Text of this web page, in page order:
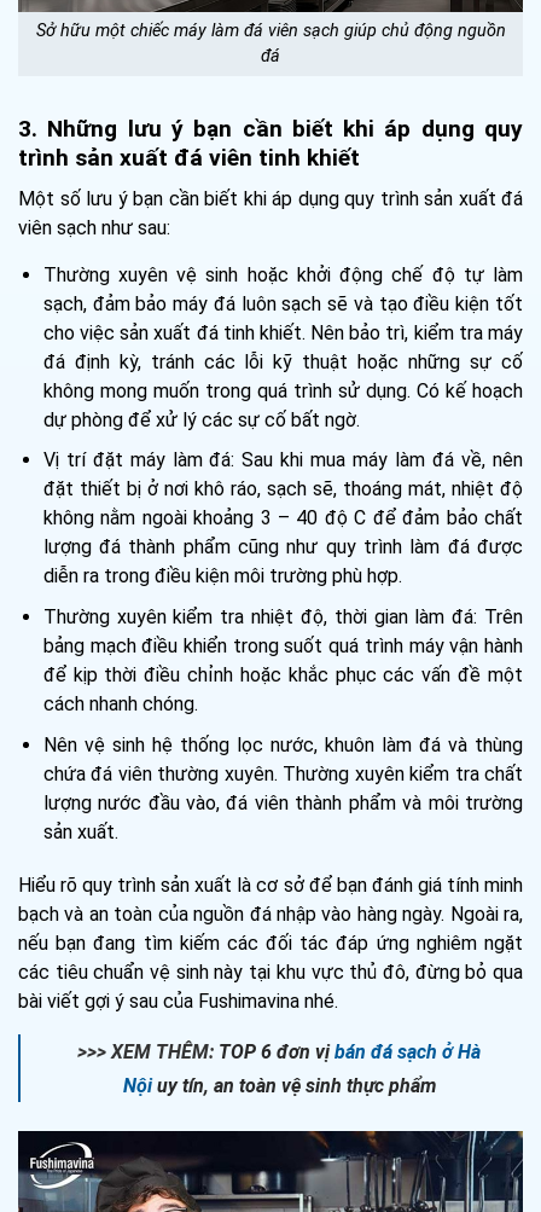
Sở hữu một chiếc máy làm đá viên sạch giúp chủ động nguồn
đá
3. Những lưu ý bạn cần biết khi áp dụng quy
trình sản xuất đá viên tinh khiết
Một số lưu ý bạn cần biết khi áp dụng quy trình sản xuất đá
viên sạch như sau:
Thường xuyên vệ sinh hoặc khởi động chế độ tự làm
sạch, đảm bảo máy đá luôn sạch sẽ và tạo điều kiện tốt
cho việc sản xuất đá tinh khiết. Nên bảo trì, kiểm tra máy
đá định kỳ, tránh các lỗi kỹ thuật hoặc những sự cố
không mong muốn trong quá trình sử dụng. Có kế hoạch
dự phòng để xử lý các sự cố bất ngờ.
Vị trí đặt máy làm đá: Sau khi mua máy làm đá về, nên
đặt thiết bị ở nơi khô ráo, sạch sẽ, thoáng mát, nhiệt độ
không nằm ngoài khoảng 3 – 40 độ C để đảm bảo chất
lượng đá thành phẩm cũng như quy trình làm đá được
diễn ra trong điều kiện môi trường phù hợp.
Thường xuyên kiểm tra nhiệt độ, thời gian làm đá: Trên
bảng mạch điều khiển trong suốt quá trình máy vận hành
để kịp thời điều chỉnh hoặc khắc phục các vấn đề một
cách nhanh chóng.
Nên vệ sinh hệ thống lọc nước, khuôn làm đá và thùng
chứa đá viên thường xuyên. Thường xuyên kiểm tra chất
lượng nước đầu vào, đá viên thành phẩm và môi trường
sản xuất.
Hiểu rõ quy trình sản xuất là cơ sở để bạn đánh giá tính minh
bạch và an toàn của nguồn đá nhập vào hàng ngày. Ngoài ra,
nếu bạn đang tìm kiếm các đối tác đáp ứng nghiêm ngặt
các tiêu chuẩn vệ sinh này tại khu vực thủ đô, đừng bỏ qua
bài viết gợi ý sau của Fushimavina nhé.
>>> XEM THÊM: TOP 6 đơn vịbán đá sạch ở Hà
Nộiuy tín, an toàn vệ sinh thực phẩm